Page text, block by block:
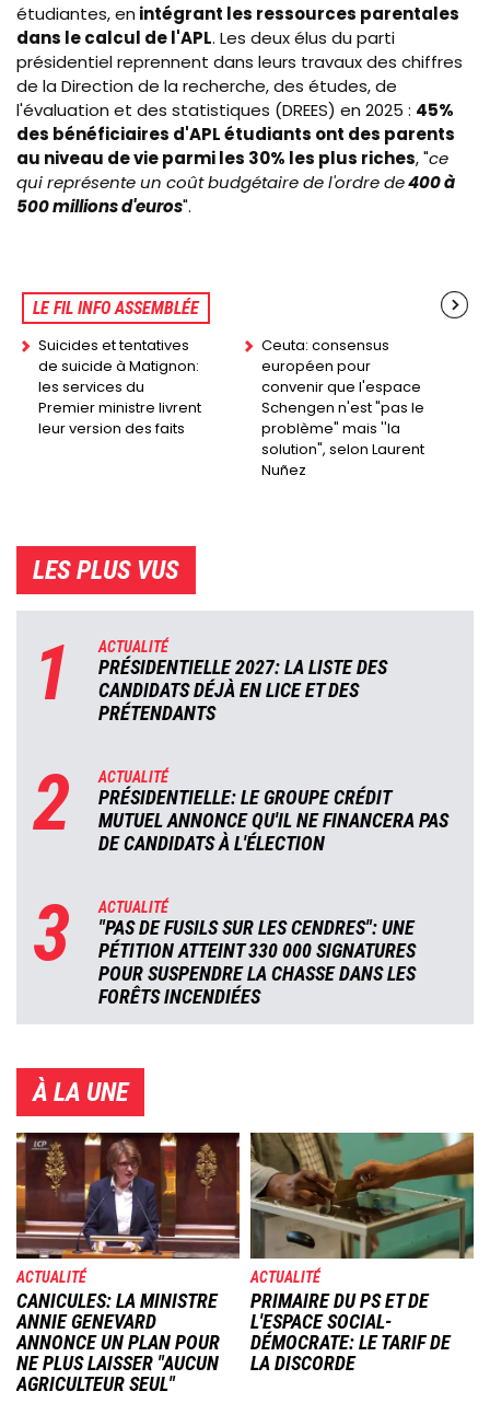
étudiantes, en intégrant les ressources parentales
dans le calcul de l'APL. Les deux élus du parti
présidentiel reprennent dans leurs travaux des chiffres
de la Direction de la recherche, des études, de
l'évaluation et des statistiques (DREES) en 2025 : 45%
des bénéficiaires d'APL étudiants ont des parents
au niveau de vie parmi les 30% les plus riches, "ce
qui représente un coût budgétaire de l'ordre de400 à
500 millions d'euros".
LE FIL INFO ASSEMBLÉE
Suicides et tentatives
de suicide à Matignon:
les services du
Premier ministre livrent
leur version des faits
Ceuta: consensus
européen pour
convenir que l'espace
Schengen n'est "pas le
problème" mais ''la
solution", selon Laurent
Nuñez
LES PLUS VUS
1 ACTUALITÉ
PRÉSIDENTIELLE 2027: LA LISTE DES
CANDIDATS DÉJÀ EN LICE ET DES
PRÉTENDANTS
2 ACTUALITÉ
PRÉSIDENTIELLE: LE GROUPE CRÉDIT
MUTUEL ANNONCE QU'IL NE FINANCERA PAS
DE CANDIDATS À L'ÉLECTION
3 ACTUALITÉ
"PAS DE FUSILS SUR LES CENDRES": UNE
PÉTITION ATTEINT 330 000 SIGNATURES
POUR SUSPENDRE LA CHASSE DANS LES
FORÊTS INCENDIÉES
À LA UNE
Image
ACTUALITÉ
CANICULES: LA MINISTRE
ANNIE GENEVARD
ANNONCE UN PLAN POUR
NE PLUS LAISSER "AUCUN
AGRICULTEUR SEUL"
Image
ACTUALITÉ
PRIMAIRE DU PS ET DE
L'ESPACE SOCIAL-
DÉMOCRATE: LE TARIF DE
LA DISCORDE